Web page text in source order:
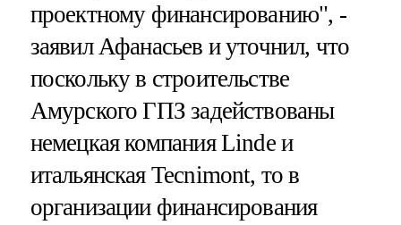
проектному финансированию", -
заявил Афанасьев и уточнил, что
поскольку в строительстве
Амурского ГПЗ задействованы
немецкая компания Linde и
итальянская Tecnimont, то в
организации финансирования